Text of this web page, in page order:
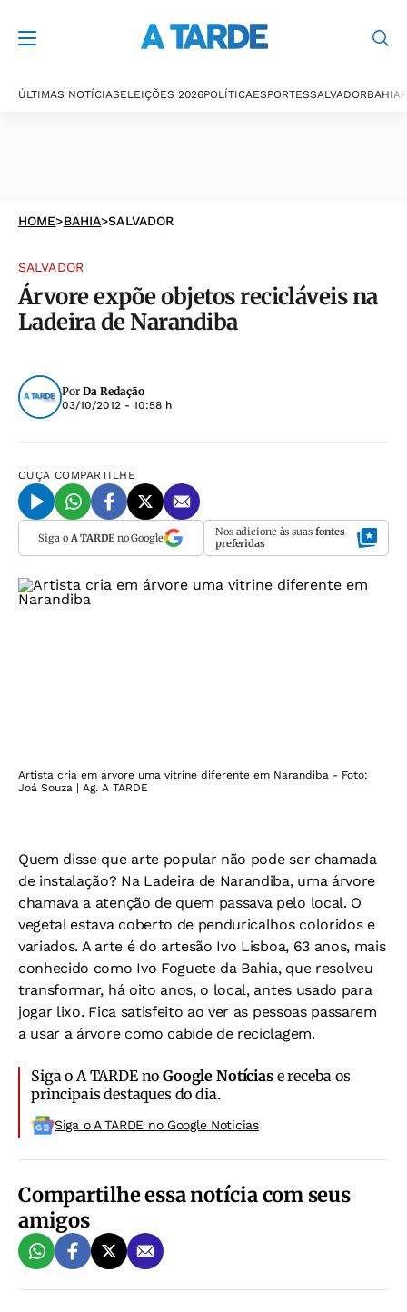
ÚLTIMAS NOTÍCIASELEIÇÕES 2026POLÍTICAESPORTESSALVADORBAHIA
HOME>BAHIA>SALVADOR
SALVADOR
Árvore expõe objetos recicláveis na
Ladeira de Narandiba
Por Da Redação
03/10/2012 - 10:58 h
OUÇA COMPARTILHE
Siga o A TARDEno Google Nos adicione às suas fontes
preferidas
Artista cria em árvore uma vitrine diferente em Narandiba - Foto:
Joá Souza | Ag. A TARDE
Quem disse que arte popular não pode ser chamada
de instalação? Na Ladeira de Narandiba, uma árvore
chamava a atenção de quem passava pelo local. O
vegetal estava coberto de penduricalhos coloridos e
variados. A arte é do artesão Ivo Lisboa, 63 anos, mais
conhecido como Ivo Foguete da Bahia, que resolveu
transformar, há oito anos, o local, antes usado para
jogar lixo. Fica satisfeito ao ver as pessoas passarem
a usar a árvore como cabide de reciclagem.
Siga o A TARDE noGoogle Notíciase receba os
principais destaques do dia.
Siga o A TARDE no Google Noticias
Compartilhe essa notícia com seus
amigos